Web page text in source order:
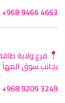
+968 9466 4663
فرع ولاية
بجانب سوق المهآ
+968 9209 3249